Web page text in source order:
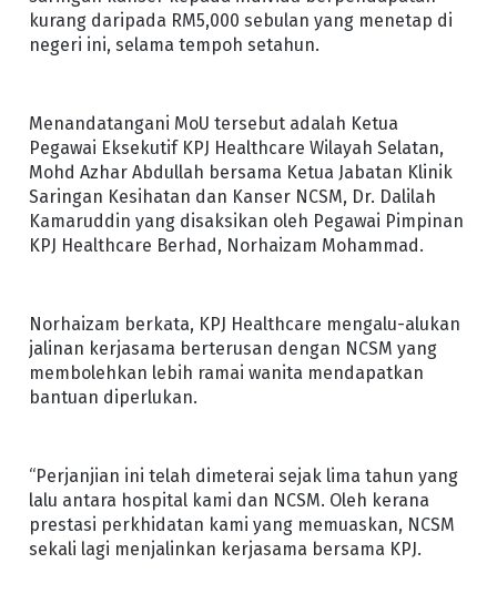
kurang daripada RM5,000 sebulan yang menetap di
negeri ini, selama tempoh setahun.
Menandatangani MoU tersebut adalah Ketua
Pegawai Eksekutif KPJ Healthcare Wilayah Selatan,
Mohd Azhar Abdullah bersama Ketua Jabatan Klinik
Saringan Kesihatan dan Kanser NCSM, Dr. Dalilah
Kamaruddin yang disaksikan oleh Pegawai Pimpinan
KPJ Healthcare Berhad, Norhaizam Mohammad.
Norhaizam berkata, KPJ Healthcare mengalu-alukan
jalinan kerjasama berterusan dengan NCSM yang
membolehkan lebih ramai wanita mendapatkan
bantuan diperlukan.
“Perjanjian ini telah dimeterai sejak lima tahun yang
lalu antara hospital kami dan NCSM. Oleh kerana
prestasi perkhidatan kami yang memuaskan, NCSM
sekali lagi menjalinkan kerjasama bersama KPJ.